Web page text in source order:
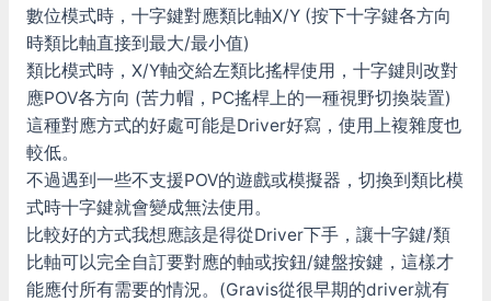
數位模式時，十字鍵對應類比軸X/Y (按下十字鍵各方向
時類比軸直接到最大/最小值)
類比模式時，X/Y軸交給左類比搖桿使用，十字鍵則改對
應POV各方向 (苦力帽，PC搖桿上的一種視野切換裝置)
這種對應方式的好處可能是Driver好寫，使用上複雜度也
較低。
不過遇到一些不支援POV的遊戲或模擬器，切換到類比模
式時十字鍵就會變成無法使用。
比較好的方式我想應該是得從Driver下手，讓十字鍵/類
比軸可以完全自訂要對應的軸或按鈕/鍵盤按鍵，這樣才
能應付所有需要的情況。(Gravis從很早期的driver就有